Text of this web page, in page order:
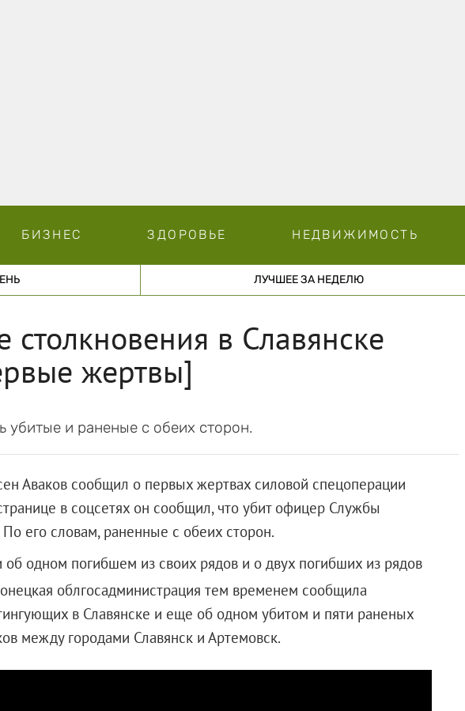
БИЗНЕС ЗДОРОВЬЕ НЕДВИЖИМОСТЬ
ЛУЧШЕЕ ЗА НЕДЕЛЮ
в Славянске
жертвы]
убитые и раненые с обеих сторон.
Аваков сообщил о первых жертвах силовой спецоперации
в соцсетях он сообщил, что убит офицер Службы
его словам, раненные с обеих сторон.
одном погибшем из своих рядов и о двух погибших из рядов
облгосадминистрация тем временем сообщила
в Славянске и еще об одном убитом и пяти раненых
между городами Славянск и Артемовск.